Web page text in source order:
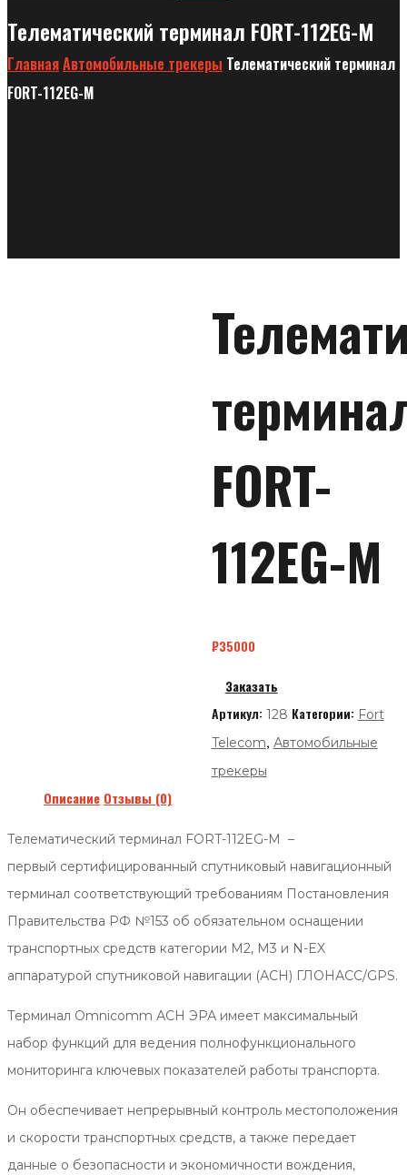
Телематический терминал FORT-112EG-M
ГлавнаяАвтомобильные трекеры Телематический терминал
FORT-112EG-M
FORT-
112EG-M
₽35000
Заказать
Артикул: 128 Категории: Fort
Telecom, Автомобильные
трекеры
Описание Отзывы (0)
Телематический терминал FORT-112EG-M –
первый сертифицированный спутниковый навигационный
терминал соответствующий требованиям Постановления
Правительства РФ №153 об обязательном оснащении
транспортных средств категории М2, М3 и N-EX
аппаратурой спутниковой навигации (АСН) ГЛОНАСС/GPS.
Терминал Omnicomm АСН ЭРА имеет максимальный
набор функций для ведения полнофункционального
мониторинга ключевых показателей работы транспорта.
Он обеспечивает непрерывный контроль местоположения
и скорости транспортных средств, а также передает
данные о безопасности и экономичности вождения,